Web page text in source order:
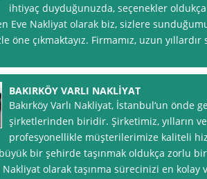
ihtiyaç duyduğunuzda, seçenekler oldukça
Eve Nakliyat olarak biz, sizlere
öne çıkmaktayız. Firmamız, uzun
BAKIRKÖY VARLI NAKLİYAT
Bakırköy Varlı Nakliyat, İstanbul‘un önde
şirketlerinden biridir. Şirketimiz, yılların
profesyonellikle müşterilerimize kaliteli
bir şehirde taşınmak oldukça zorlu
Nakliyat olarak taşınma sürecinizi en kolay